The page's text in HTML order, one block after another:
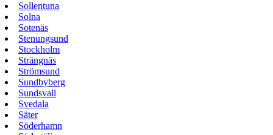
Sollentuna
Solna
Sotenäs
Stenungsund
Stockholm
Strängnäs
Strömsund
Sundbyberg
Sundsvall
Svedala
Säter
Söderhamn